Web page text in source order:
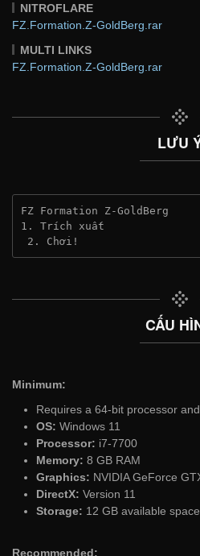
NITROFLARE
FZ.Formation.Z-GoldBerg.rar
MULTI LINKS
FZ.Formation.Z-GoldBerg.rar
LƯU
FZ Formation Z-GoldBerg
1. Trích xuất
2. Chơi!
CẤU
Minimum:
Requires a 64-bit processor
OS: Windows 11
Processor: i7-7700
Memory: 8 GB RAM
Graphics: NVIDIA GeForce
DirectX: Version 11
Storage: 12 GB available space
Recommended: